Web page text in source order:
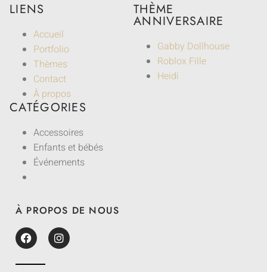
LIENS
Accueil
Portfolio
Thèmes
Contact
À propos
THÈME
ANNIVERSAIRE
Gabby Dollhouse
Roblox Fille
Heidi
CATÉGORIES
Accessoires
Enfants et bébés
Événements
À PROPOS DE NOUS